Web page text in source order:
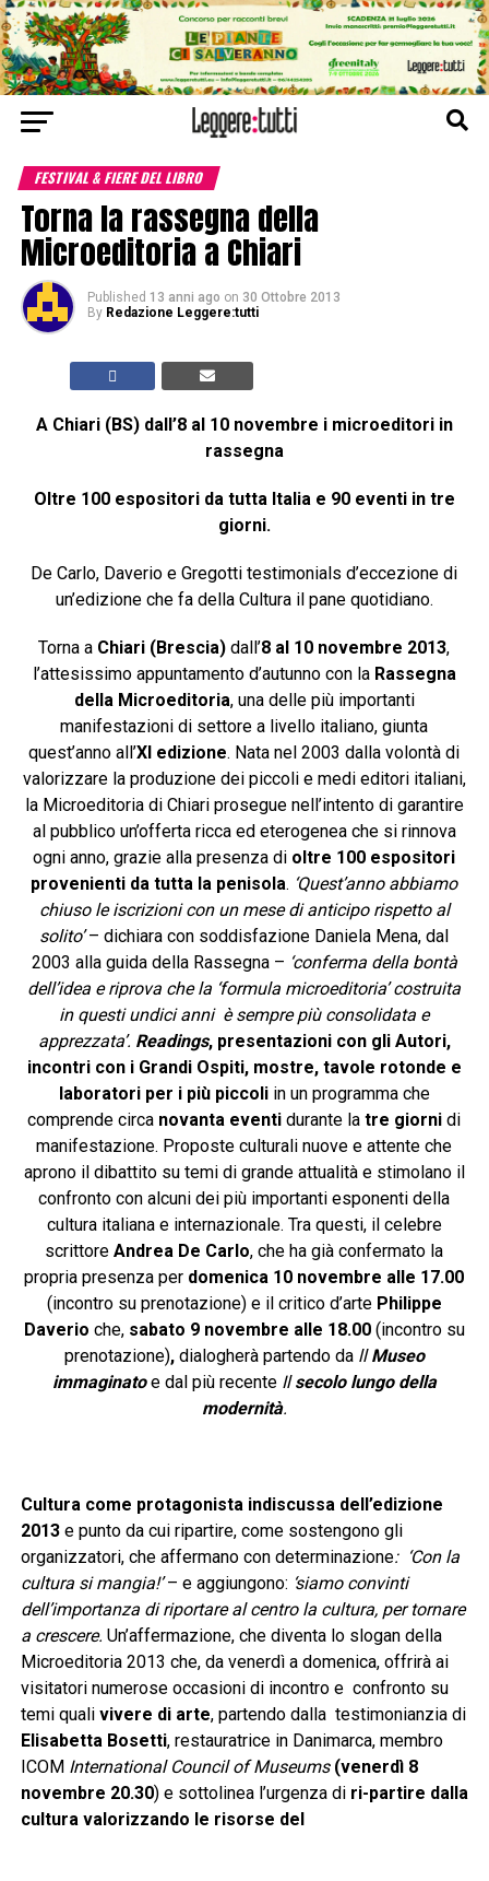
FESTIVAL & FIERE DEL LIBRO
Torna la rassegna della
Microeditoria a Chiari
Published 13 anni ago on 30 Ottobre 2013
By Redazione Leggere:tutti
A Chiari (BS) dall’8 al 10 novembre i microeditori in
rassegna
Oltre 100 espositori da tutta Italia e 90 eventi in tre
giorni.
De Carlo, Daverio e Gregotti testimonials d’eccezione di
un’edizione che fa della Cultura il pane quotidiano.
Torna a Chiari (Brescia) dall’8 al 10 novembre 2013,
l’attesissimo appuntamento d’autunno con la Rassegna
della Microeditoria, una delle più importanti
manifestazioni di settore a livello italiano, giunta
quest’anno all’XI edizione. Nata nel 2003 dalla volontà di
valorizzare la produzione dei piccoli e medi editori italiani,
la Microeditoria di Chiari prosegue nell’intento di garantire
al pubblico un’offerta ricca ed eterogenea che si rinnova
ogni anno, grazie alla presenza di oltre 100 espositori
provenienti da tutta la penisola. ‘Quest’anno abbiamo
chiuso le iscrizioni con un mese di anticipo rispetto al
solito’– dichiara con soddisfazione Daniela Mena, dal
2003 alla guida della Rassegna – ‘conferma della bontà
dell’idea e riprova che la ‘formula microeditoria’ costruita
in questi undici anni è sempre più consolidata e
apprezzata’. Readings, presentazioni con gli Autori,
incontri con i Grandi Ospiti, mostre, tavole rotonde e
laboratori per i più piccoliin un programma che
comprende circa novanta eventi durante latre giorni di
manifestazione. Proposte culturali nuove e attente che
aprono il dibattito su temi di grande attualità e stimolano il
confronto con alcuni dei più importanti esponenti della
cultura italiana e internazionale. Tra questi, il celebre
scrittoreAndrea De Carlo, che ha già confermato la
propria presenza per domenica 10 novembre alle 17.00
(incontro su prenotazione) e il critico d’arte Philippe
Daverio che, sabato 9 novembre alle 18.00 (incontro su
prenotazione), dialogherà partendo da llMuseo
immaginatoe dal più recente Ilsecolo lungo della
modernità.
Cultura come protagonista indiscussa dell’edizione
2013 e punto da cui ripartire, come sostengono gli
organizzatori, che affermano con determinazione: ‘Con la
cultura si mangia!’– e aggiungono: ‘siamo convinti
dell’importanza di riportare al centro la cultura, per tornare
a crescere. Un’affermazione, che diventa lo slogan della
Microeditoria 2013 che, da venerdì a domenica, offrirà ai
visitatori numerose occasioni di incontro e confronto su
temi quali vivere di arte, partendo dalla testimonianzia di
Elisabetta Bosetti, restauratrice in Danimarca, membro
ICOM International Council of Museums (venerdì 8
novembre 20.30) e sottolinea l’urgenza diri-partire dalla
cultura valorizzando le risorse del